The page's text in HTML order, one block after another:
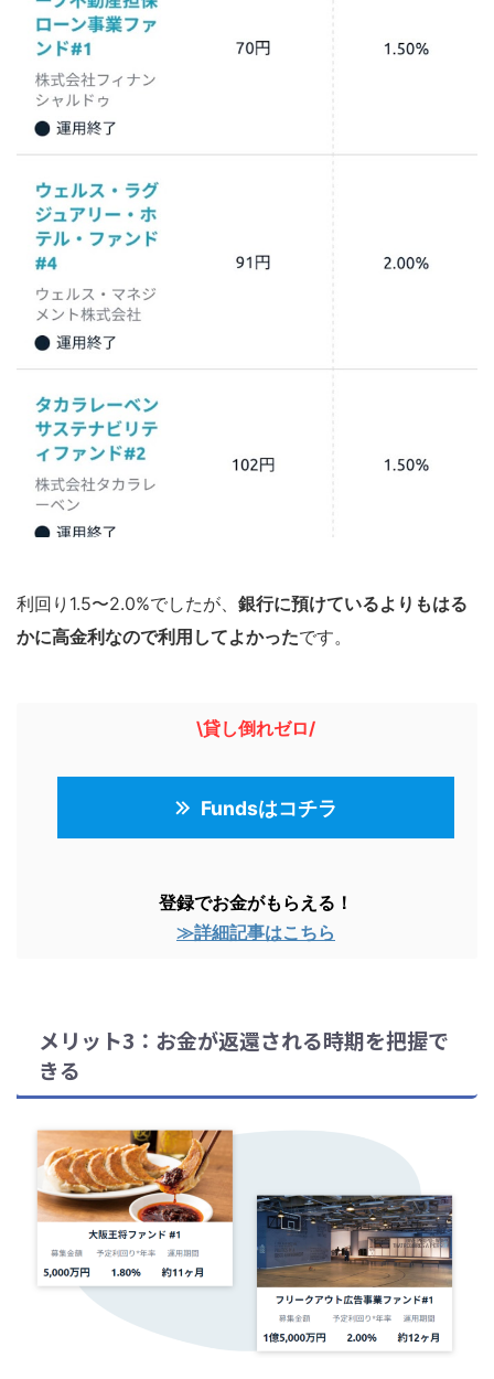
利回り1.5〜2.0%でしたが、 銀行に預けているよりもはる
かに高金利なので利用してよかったです。
\貸し倒れゼロ/
Fundsはコチラ
登録でお金がもらえる！
≫詳細記事はこちら
メリット3：お金が返還される時期を把握で
きる